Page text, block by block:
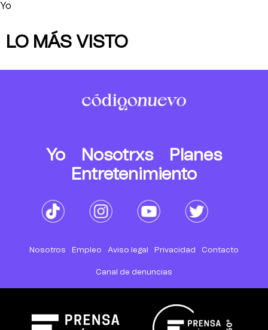
Yo
LO MÁS VISTO
Yo Nosotrxs
Planes
Entretenimiento
Nosotros Empleo Aviso legal Privacidad Contacto
Canal de denuncias